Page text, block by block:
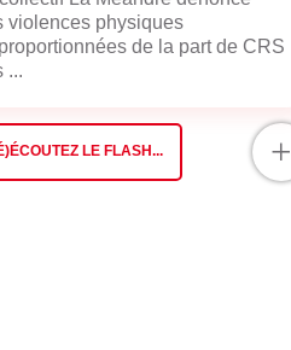
violences physiques
de la part de CRS
...
LE FLASH... +